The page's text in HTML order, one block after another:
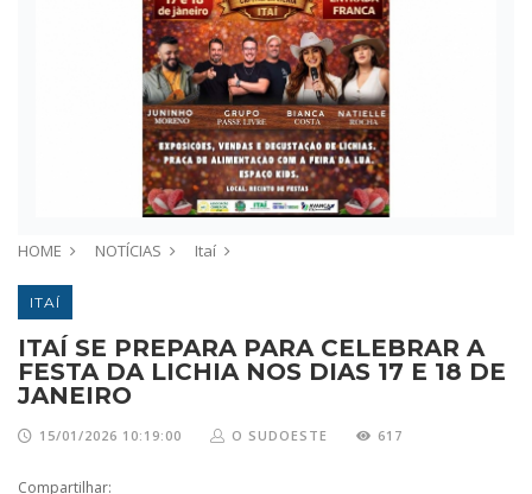
HOME NOTÍCIAS Itaí
ITAÍ
ITAÍ SE PREPARA PARA CELEBRAR A
FESTA DA LICHIA NOS DIAS 17 E 18 DE
JANEIRO
15/01/2026 10:19:00 O SUDOESTE 617
Compartilhar: